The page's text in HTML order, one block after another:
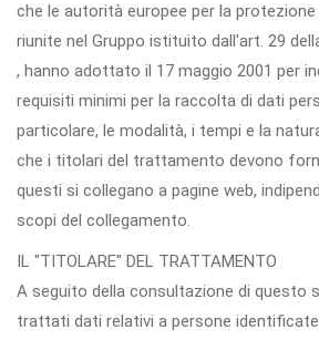
che le autorità europee per la protezione
riunite nel Gruppo istituito dall'art. 29
, hanno adottato il 17 maggio 2001 per
requisiti minimi per la raccolta di dati
particolare, le modalità, i tempi e la
che i titolari del trattamento devono
questi si collegano a pagine web,
scopi del collegamento.
IL "TITOLARE" DEL TRATTAMENTO
A seguito della consultazione di questo
trattati dati relativi a persone